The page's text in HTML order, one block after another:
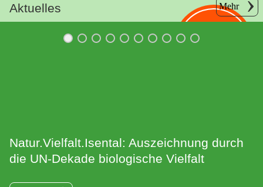
Helfen Sie
mit Ihrer
Aktuelles Mehr
Natur.Vielfalt.Isental: Auszeichnung durch
die UN-Dekade biologische Vielfalt